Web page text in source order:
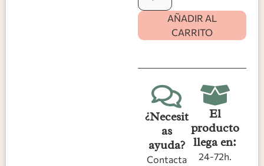
AÑADIR AL
CARRITO
¿Necesit
as
ayuda?
Contacta
El
producto
llega en:
24-72h.